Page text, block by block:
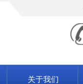
关于我们